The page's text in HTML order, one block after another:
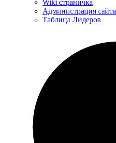
Wiki страничка
Администрация сайта
Таблица Лидеров